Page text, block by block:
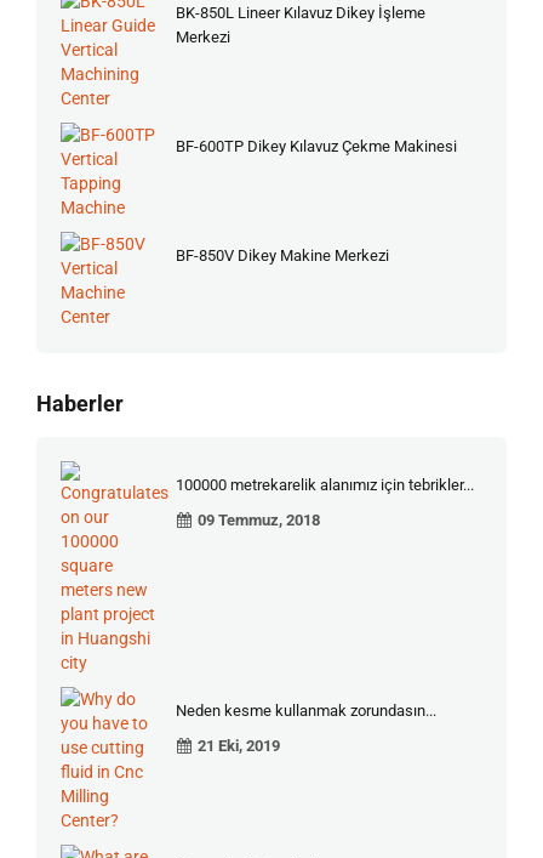
BK-850L Lineer Kılavuz Dikey İşleme
Merkezi
BF-600TP Dikey Kılavuz Çekme Makinesi
BF-850V Dikey Makine Merkezi
Haberler
100000 metrekarelik alanımız için tebrikler...
09 Temmuz, 2018
Neden kesme kullanmak zorundasın...
21 Eki, 2019